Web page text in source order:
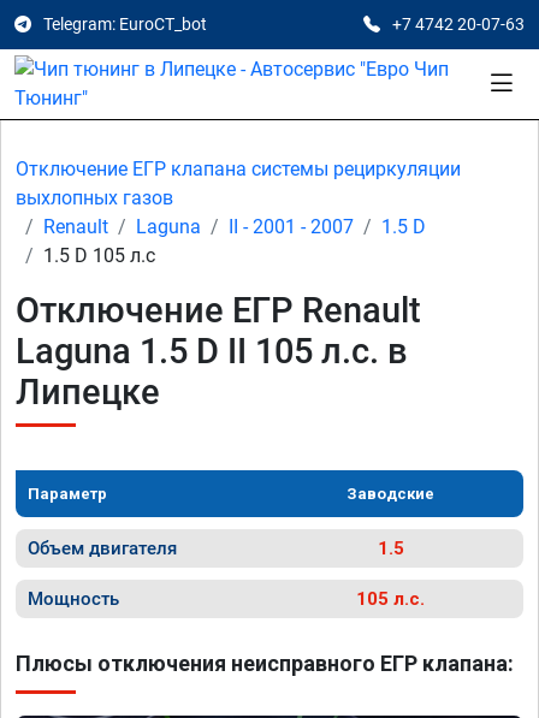
Telegram: EuroCT_bot +7 4742 20-07-63
Отключение ЕГР клапана системы рециркуляции
выхлопных газов
Renault
Laguna II - 2001 - 2007
1.5 D
1.5 D 105 л.с
Отключение ЕГР Renault
Laguna 1.5 D II 105 л.с. в
Липецке
Параметр Заводские
Объем двигателя 1.5
Мощность 105 л.с.
Плюсы отключения неисправного ЕГР клапана: